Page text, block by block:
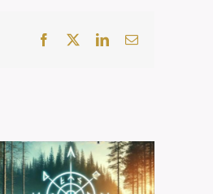
Facebook LinkedIn
E-